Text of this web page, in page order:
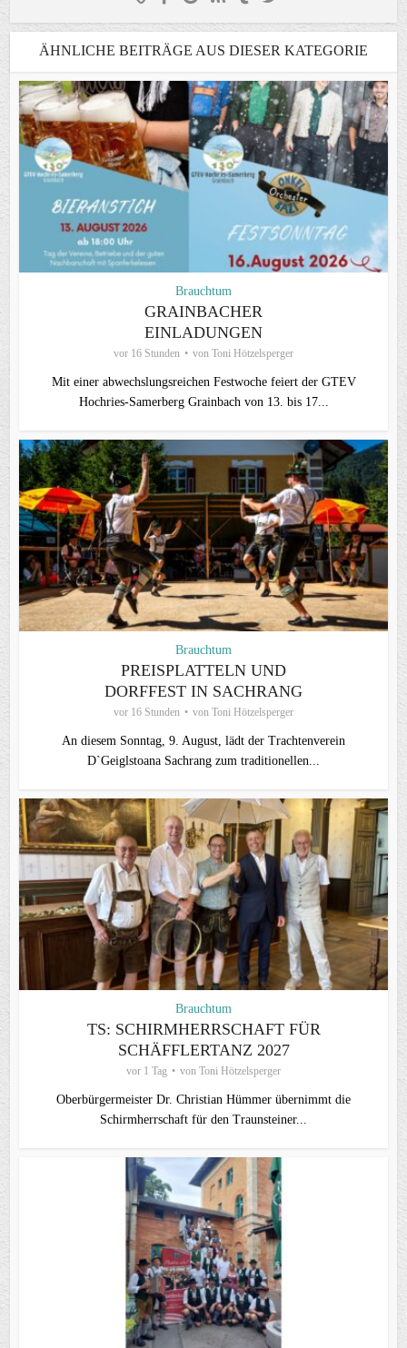
ÄHNLICHE BEITRÄGE AUS DIESER KATEGORIE
Brauchtum
GRAINBACHER
EINLADUNGEN
vor 16 Stunden von Toni Hötzelsperger
Mit einer abwechslungsreichen Festwoche feiert der GTEV
Hochries-Samerberg Grainbach von 13. bis 17...
Brauchtum
PREISPLATTELN UND
DORFFEST IN SACHRANG
vor 16 Stunden von Toni Hötzelsperger
An diesem Sonntag, 9. August, lädt der Trachtenverein
D`Geiglstoana Sachrang zum traditionellen...
Brauchtum
TS: SCHIRMHERRSCHAFT FÜR
SCHÄFFLERTANZ 2027
vor 1 Tag von Toni Hötzelsperger
Oberbürgermeister Dr. Christian Hümmer übernimmt die
Schirmherrschaft für den Traunsteiner...